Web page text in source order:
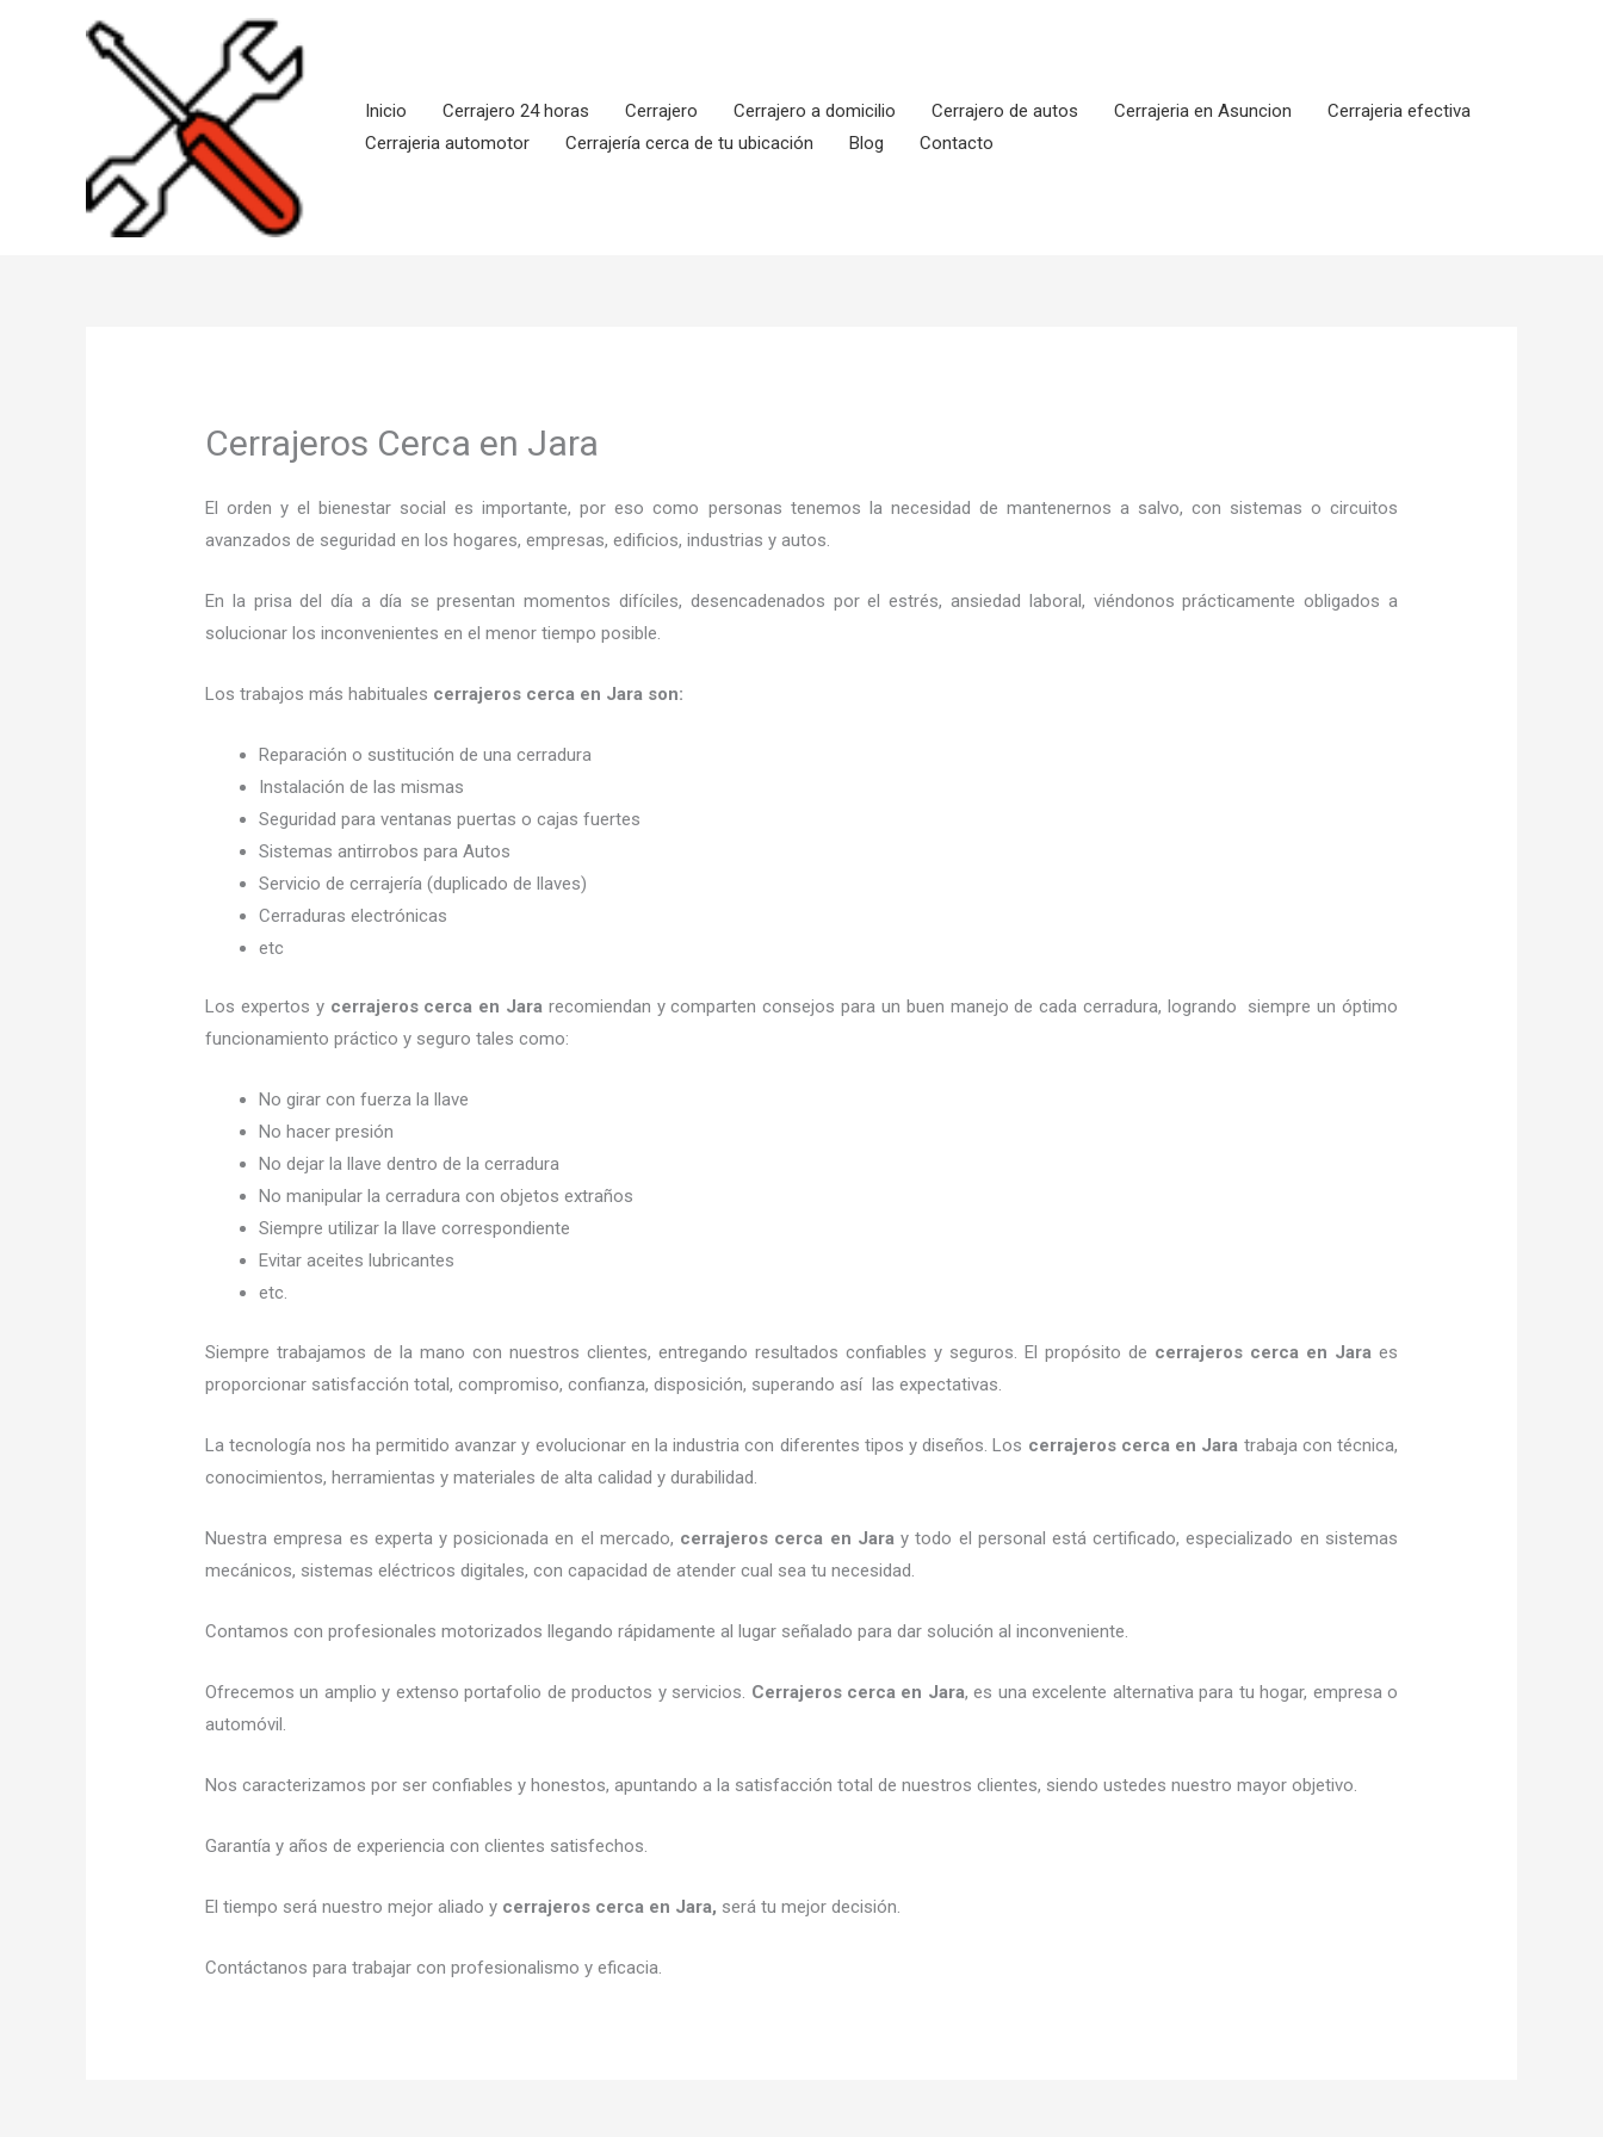
Inicio
Cerrajero 24 horas Cerrajero Cerrajero a domicilio Cerrajero de autos Cerrajeria en Asuncion
Cerrajeria efectiva
Cerrajeria automotor
Cerrajería cerca de tu ubicación Blog Contacto
Cerrajeros Cerca en Jara
El orden y el bienestar social es importante, por eso como personas tenemos la necesidad de mantenernos a salvo, con sistemas o circuitos
avanzados de seguridad en los hogares, empresas, edificios, industrias y autos.
En la prisa del día a día se presentan momentos difíciles, desencadenados por el estrés, ansiedad laboral, viéndonos prácticamente obligados a
solucionar los inconvenientes en el menor tiempo posible.
Los trabajos más habituales cerrajeros cerca en Jara son:
Reparación o sustitución de una cerradura
Instalación de las mismas
Seguridad para ventanas puertas o cajas fuertes
Sistemas antirrobos para Autos
Servicio de cerrajería (duplicado de llaves)
Cerraduras electrónicas
etc
Los expertos y cerrajeros cerca en Jara recomiendan y comparten consejos para un buen manejo de cada cerradura, logrando siempre un óptimo
funcionamiento práctico y seguro tales como:
No girar con fuerza la llave
No hacer presión
No dejar la llave dentro de la cerradura
No manipular la cerradura con objetos extraños
Siempre utilizar la llave correspondiente
Evitar aceites lubricantes
etc.
Siempre trabajamos de la mano con nuestros clientes, entregando resultados confiables y seguros. El propósito de cerrajeros cerca en Jara es
proporcionar satisfacción total, compromiso, confianza, disposición, superando así las expectativas.
La tecnología nos ha permitido avanzar y evolucionar en la industria con diferentes tipos y diseños. Los cerrajeros cerca en Jara trabaja con técnica,
conocimientos, herramientas y materiales de alta calidad y durabilidad.
Nuestra empresa es experta y posicionada en el mercado, cerrajeros cerca en Jara y todo el personal está certificado, especializado en sistemas
mecánicos, sistemas eléctricos digitales, con capacidad de atender cual sea tu necesidad.
Contamos con profesionales motorizados llegando rápidamente al lugar señalado para dar solución al inconveniente.
Ofrecemos un amplio y extenso portafolio de productos y servicios. Cerrajeros cerca en Jara, es una excelente alternativa para tu hogar, empresa o
automóvil.
Nos caracterizamos por ser confiables y honestos, apuntando a la satisfacción total de nuestros clientes, siendo ustedes nuestro mayor objetivo.
Garantía y años de experiencia con clientes satisfechos.
El tiempo será nuestro mejor aliado y cerrajeros cerca en Jara, será tu mejor decisión.
Contáctanos para trabajar con profesionalismo y eficacia.